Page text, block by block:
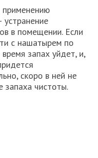
в помещении. Если
с нашатырем по
запах уйдет, и,
скоро в ней не
запаха чистоты.